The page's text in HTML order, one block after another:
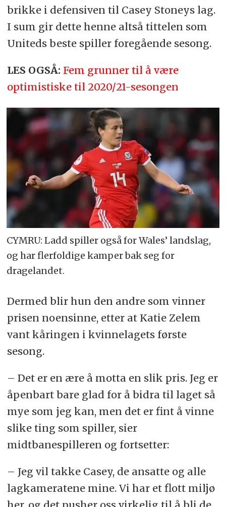
brikke i defensiven til Casey Stoneys lag.
I sum gir dette henne altså tittelen som
Uniteds beste spiller foregående sesong.
LES OGSÅ: Fem grunner til å være
optimistiske til 2020/21-sesongen
CYMRU: Ladd spiller også for Wales’ landslag,
og har flerfoldige kamper bak seg for
dragelandet.
Dermed blir hun den andre som vinner
prisen noensinne, etter at Katie Zelem
vant kåringen i kvinnelagets første
sesong.
– Det er en ære å motta en slik pris. Jeg er
åpenbart bare glad for å bidra til laget så
mye som jeg kan, men det er fint å vinne
slike ting som spiller, sier
midtbanespilleren og fortsetter:
– Jeg vil takke Casey, de ansatte og alle
lagkameratene mine. Vi har et flott miljø